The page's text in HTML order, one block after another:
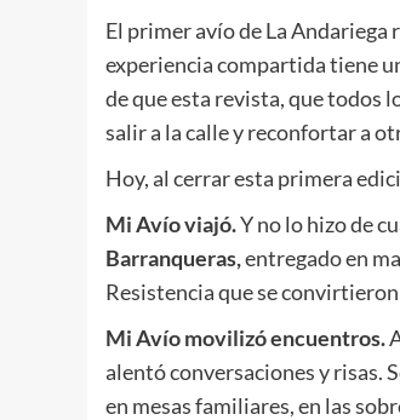
El primer avío de La
experiencia compartida tiene
de que esta revista, que todos
salir a la calle y reconfortar a
Hoy, al cerrar esta primera
Mi Avío viajó.Y no lo hizo de
Barranqueras,entregado en
Resistencia que se
Mi Avío movilizó encuentros.
alentó conversaciones y risas.
en mesas familiares, en las